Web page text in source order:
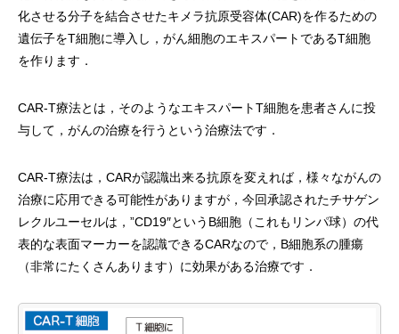
化させる分子を結合させたキメラ抗原受容体(CAR)を作るための
遺伝子をT細胞に導入し，がん細胞のエキスパートであるT細胞
を作ります．
CAR-T療法とは，そのようなエキスパートT細胞を患者さんに投
与して，がんの治療を行うという治療法です．
CAR-T療法は，CARが認識出来る抗原を変えれば，様々ながんの
治療に応用できる可能性がありますが，今回承認されたチサゲン
レクルユーセルは，”CD19″というB細胞（これもリンパ球）の代
表的な表面マーカーを認識できるCARなので，B細胞系の腫瘍
（非常にたくさんあります）に効果がある治療です．